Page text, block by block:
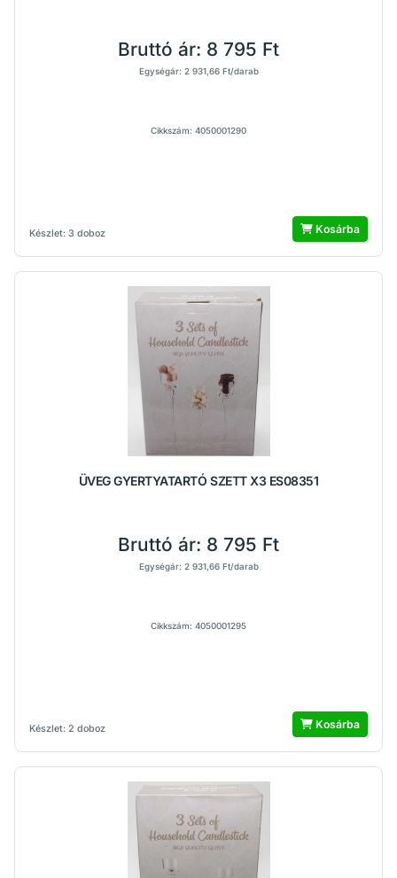
Készlet: 3 doboz
Bruttó ár: 8 795 Ft
Egységár: 2 931,66 Ft/darab
Cikkszám: 4050001290
Kosárba
ÜVEG GYERTYATARTÓ SZETT X3 ES08351
Készlet: 2 doboz
Bruttó ár: 8 795 Ft
Egységár: 2 931,66 Ft/darab
Cikkszám: 4050001295
Kosárba